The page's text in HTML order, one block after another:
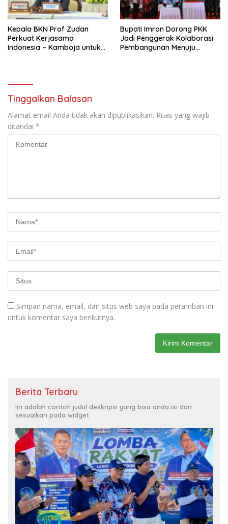
Kepala BKN Prof Zudan
Perkuat Kerjasama
Indonesia – Kamboja untuk
Bupati Imron Dorong PKK
Jadi Penggerak Kolaborasi
Pembangunan Menuju
Tinggalkan Balasan
Alamat email Anda tidak akan dipublikasikan. Ruas yang wajib
ditandai *
Simpan nama, email, dan situs web saya pada peramban ini
untuk komentar saya berikutnya.
Berita Terbaru
Ini adalah contoh judul deskripsi yang bisa anda isi dan
sesuaikan pada widget